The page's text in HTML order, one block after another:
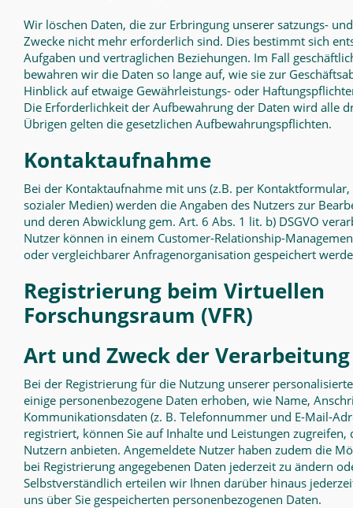
Wir löschen Daten, die zur Erbringung unserer satzungs-
Zwecke nicht mehr erforderlich sind. Dies bestimmt sich
Aufgaben und vertraglichen Beziehungen. Im Fall
bewahren wir die Daten so lange auf, wie sie zur
Hinblick auf etwaige Gewährleistungs- oder
Die Erforderlichkeit der Aufbewahrung der Daten wird alle
Übrigen gelten die gesetzlichen Aufbewahrungspflichten.
Kontaktaufnahme
Bei der Kontaktaufnahme mit uns (z.B. per
sozialer Medien) werden die Angaben des Nutzers zur
und deren Abwicklung gem. Art. 6 Abs. 1 lit. b) DSGVO
Nutzer können in einem Customer-Relationship-
oder vergleichbarer Anfragenorganisation gespeichert
Registrierung beim Virtuellen
Forschungsraum (VFR)
Art und Zweck der Verarbeitung
Bei der Registrierung für die Nutzung unserer
einige personenbezogene Daten erhoben, wie Name,
Kommunikationsdaten (z. B. Telefonnummer und E-Mail-
registriert, können Sie auf Inhalte und Leistungen
Nutzern anbieten. Angemeldete Nutzer haben zudem die
bei Registrierung angegebenen Daten jederzeit zu ändern
Selbstverständlich erteilen wir Ihnen darüber hinaus
uns über Sie gespeicherten personenbezogenen Daten.